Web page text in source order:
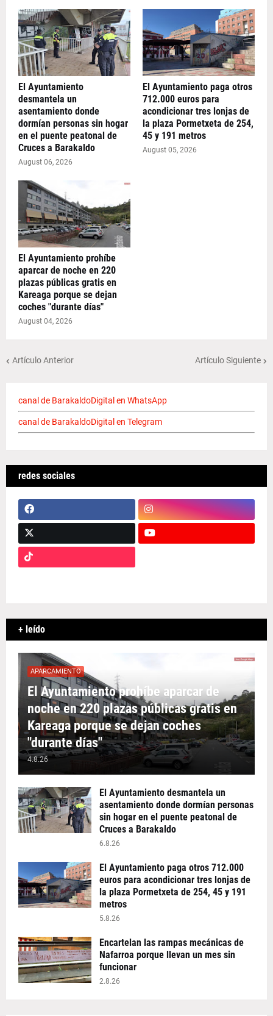
El Ayuntamiento
desmantela un
asentamiento donde
dormían personas sin hogar
en el puente peatonal de
Cruces a Barakaldo
August 06, 2026
El Ayuntamiento paga otros
712.000 euros para
acondicionar tres lonjas de
la plaza Pormetxeta de 254,
45 y 191 metros
August 05, 2026
El Ayuntamiento prohíbe
aparcar de noche en 220
plazas públicas gratis en
Kareaga porque se dejan
coches "durante días"
August 04, 2026
Artículo Anterior Artículo Siguiente
canal de BarakaldoDigital en WhatsApp
canal de BarakaldoDigital en Telegram
redes sociales
+ leído
APARCAMIENTO
El Ayuntamiento prohíbe aparcar de
noche en 220 plazas públicas gratis en
Kareaga porque se dejan coches
"durante días"
4.8.26
El Ayuntamiento desmantela un
asentamiento donde dormían personas
sin hogar en el puente peatonal de
Cruces a Barakaldo
6.8.26
El Ayuntamiento paga otros 712.000
euros para acondicionar tres lonjas de
la plaza Pormetxeta de 254, 45 y 191
metros
5.8.26
Encartelan las rampas mecánicas de
Nafarroa porque llevan un mes sin
funcionar
2.8.26